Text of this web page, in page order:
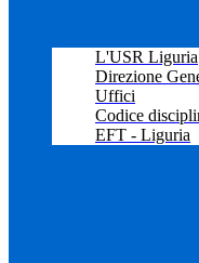
L'USR Liguria
Direzione
Uffici
Codice
EFT - Liguria